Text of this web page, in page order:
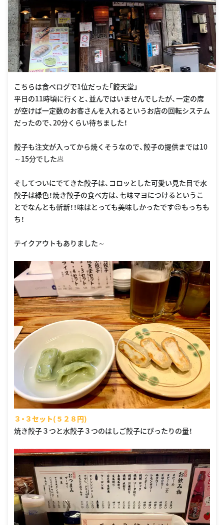
こちらは食べログで1位だった「餃天堂」
平日の11時頃に行くと、並んではいませんでしたが、一定の席
が空けば一定数のお客さんを入れるというお店の回転システム
だったので、20分くらい待ちました！
餃子も注文が入ってから焼くそうなので、餃子の提供までは10
～15分でした🥟
そしてついにでてきた餃子は、コロッとした可愛い見た目で水
餃子は緑色！焼き餃子の食べ方は、七味マヨにつけるというこ
とでなんとも斬新！！味はとっても美味しかったです😌もっちも
ち！
テイクアウトもありました～
３・３セット(５２８円)
焼き餃子３つと水餃子３つのはしご餃子にぴったりの量！